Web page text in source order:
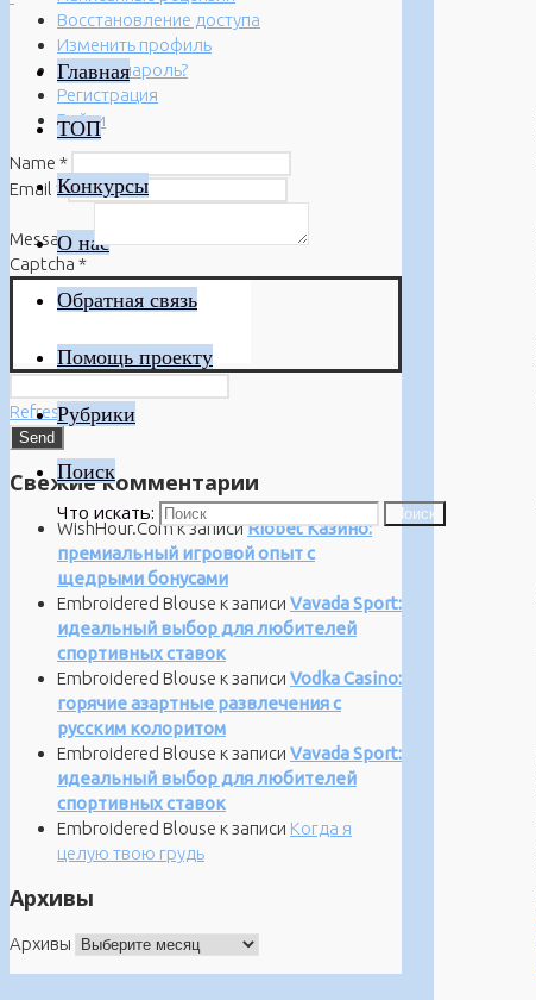
Главная
ТОП
Конкурсы
О нас
Обратная связь
Помощь проекту
Рубрики
Поиск
Что искать: Поиск
Восстановление доступа
Изменить профиль
Забыли пароль?
Регистрация
Войти
Name *
Email *
Message*
Captcha *
Refresh
Свежие комментарии
WishHour.Comк записиRiobet Казино:
премиальный игровой опыт с
щедрыми бонусами
Embroidered Blouse к записи Vavada Sport:
идеальный выбор для любителей
спортивных ставок
Embroidered Blouse к записи Vodka Casino:
горячие азартные развлечения с
русским колоритом
Embroidered Blouse к записи Vavada Sport:
идеальный выбор для любителей
спортивных ставок
Embroidered Blouse к записи Когда я
целую твою грудь
Архивы
Архивы